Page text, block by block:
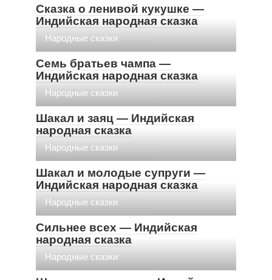
Сказка о ленивой кукушке —
Индийская народная сказка
Народные сказки
Семь братьев чампа —
Индийская народная сказка
Народные сказки
Шакал и заяц — Индийская
народная сказка
Народные сказки
Шакал и молодые супруги —
Индийская народная сказка
Народные сказки
Сильнее всех — Индийская
народная сказка
Народные сказки